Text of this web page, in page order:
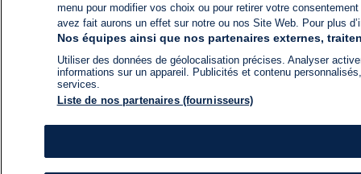
menu pour modifier vos choix ou pour retirer votre
avez fait aurons un effet sur notre ou nos Site Web. Pour plus
Nos équipes ainsi que nos partenaires externes,
Utiliser des données de géolocalisation précises. Analyser
informations sur un appareil. Publicités et contenu
services.
Liste de nos partenaires (fournisseurs)